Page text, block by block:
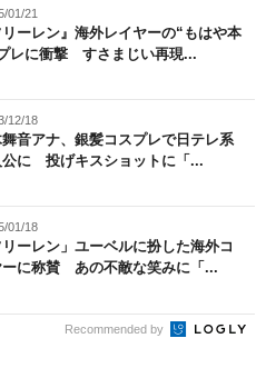
01/21
リーレン』海外レイヤーの“もはや本
レに衝撃 すさまじい再現...
12/18
音アナ、銀髪コスプレで日テレ系
公に 投げキスショットに「...
01/18
リーレン」ユーベルに扮した海外コ
ーに称賛 あの不敵な笑みに「...
Recommended by